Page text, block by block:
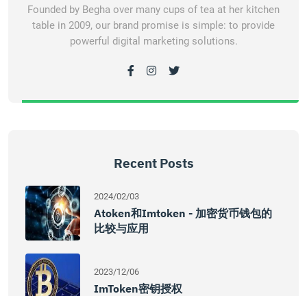
Founded by Begha over many cups of tea at her kitchen
table in 2009, our brand promise is simple: to provide
powerful digital marketing solutions.
Recent Posts
2024/02/03
Atoken和imtoken - 加密货币钱包的
比较与应用
2023/12/06
ImToken密钥授权